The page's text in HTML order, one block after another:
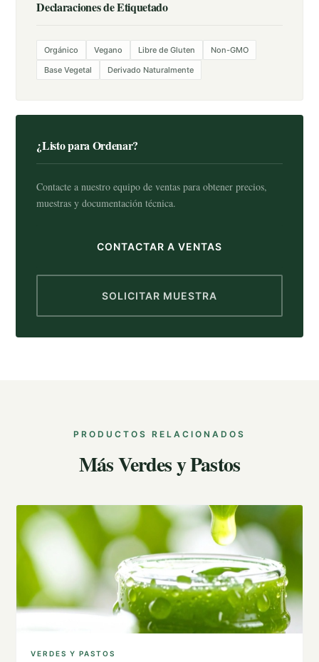
Declaraciones de Etiquetado
Orgánico Vegano Libre de Gluten
Non-GMO
Base Vegetal
Derivado Naturalmente
¿Listo para Ordenar?
Contacte a nuestro equipo de ventas para obtener precios,
muestras y documentación técnica.
CONTACTAR A VENTAS
SOLICITAR MUESTRA
PRODUCTOS RELACIONADOS
Más Verdes y Pastos
VERDES Y PASTOS